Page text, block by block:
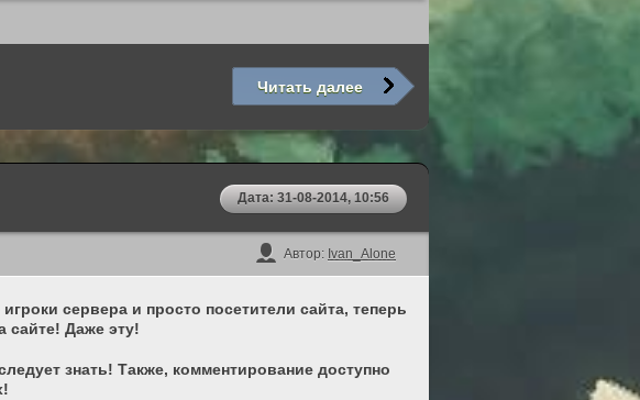
Читать далее
Дата: 31-08-2014, 10:56
Автор: Ivan_Alone
сервера и просто посетители сайта, теперь
сайте! Даже эту!
знать! Также, комментирование доступно